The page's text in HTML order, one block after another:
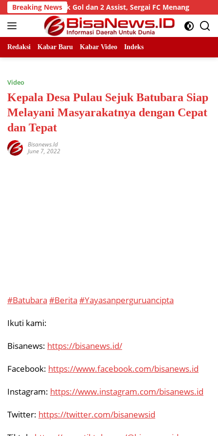
Skip
to
content
Breaking News
Wiwik Cetak Gol dan 2 Assist, Sergai FC Menang
Redaksi Kabar Baru Kabar Video Indeks
Video
Kepala Desa Pulau Sejuk Batubara Siap
Melayani Masyarakatnya dengan Cepat
dan Tepat
Bisanews.id
June 7, 2022
#Batubara #Berita #Yayasanperguruancipta
Ikuti kami:
Bisanews: https://bisanews.id/
Facebook: https://www.facebook.com/bisanews.id
Instagram: https://www.instagram.com/bisanews.id
Twitter: https://twitter.com/bisanewsid